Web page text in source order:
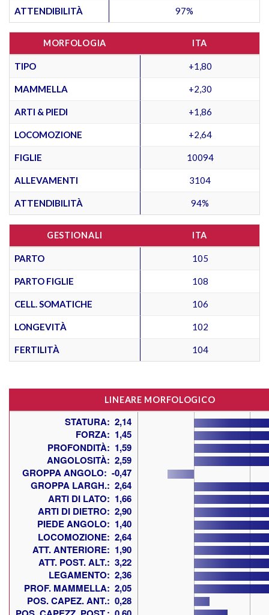
ATTENDIBILITÀ 97%
MORFOLOGIA ITA
TIPO +1,80
MAMMELLA +2,30
ARTI & PIEDI +1,86
LOCOMOZIONE +2,64
FIGLIE 10094
ALLEVAMENTI 3104
ATTENDIBILITÀ 94%
GESTIONALI ITA
PARTO 105
PARTO FIGLIE 108
CELL. SOMATICHE 106
LONGEVITÀ 102
FERTILITÀ 104
LINEARE MORFOLOGICO